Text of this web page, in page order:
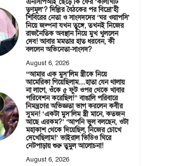
এনসিপিআই ছেড়ে কি ফের ‘কালীঘাট
তৃণমূল’? দিল্লির বৈঠকের পর বিদ্রো’হী
শিবিরের নেতা ও সাংসদদের ‘ঘর ওয়াপসি’
নিয়ে জল্পনা যখন তুঙ্গে, তখনই নিজের
রাজনৈতিক অবস্থান নিয়ে মুখ খুললেন
দেব! আবার মমতার হাত ধরবেন, কী
বললেন অভিনেতা-সাংসদ?
August 6, 2026
“আমার এক মুস’লিম স্ত্রীকে নিয়ে
আমেরিকা গিয়েছিলাম…হাতা যেন থালায়
না লাগে, ওঁকে ৫ ফুট ওপর থেকে খাবার
পরিবেশন করেছিল!” বাঙালি পরিবারে
নিমন্ত্রণের অভিজ্ঞতা ভাগ করলেন কবীর
সুমন! ‘একটা মুস’লিম স্ত্রী মানে, কতজন
আছে এরকম?’ ‘আপনি ভুল বলছেন, ওটা
মহাকাশ থেকে দিয়েছিল, নিজের চোখে
দেখেছিলাম!’ ভাইরাল ভিডিও ঘিরে
নেটপাড়ায় শুরু তুমুল আলোচনা!
August 6, 2026